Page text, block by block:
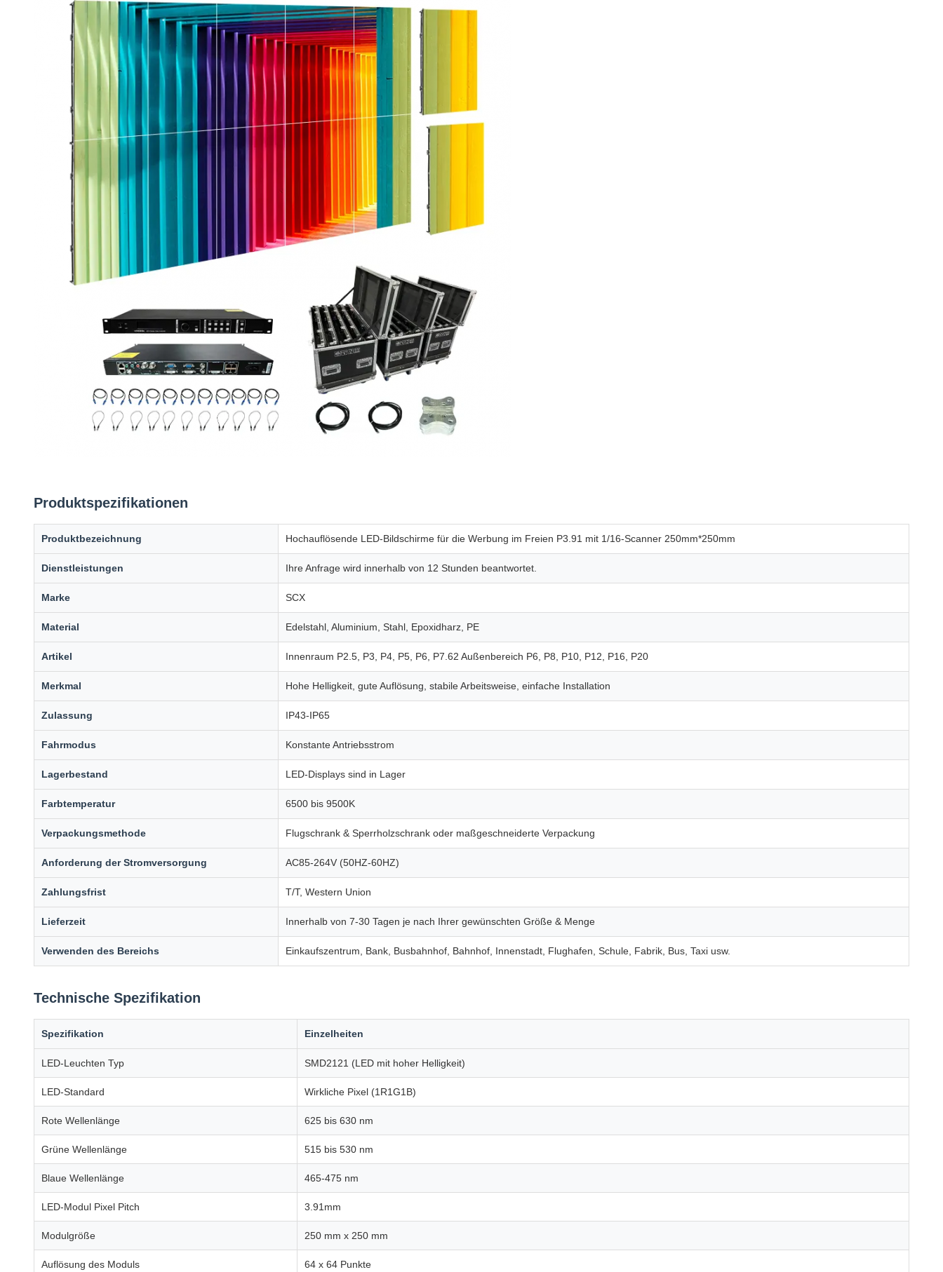
Produktspezifikationen
Produktbezeichnung Hochauflösende LED-Bildschirme für die Werbung im Freien P3.91 mit 1/16-Scanner 250mm*250mm
Dienstleistungen Ihre Anfrage wird innerhalb von 12 Stunden beantwortet.
Marke SCX
Material Edelstahl, Aluminium, Stahl, Epoxidharz, PE
Artikel Innenraum P2.5, P3, P4, P5, P6, P7.62 Außenbereich P6, P8, P10, P12, P16, P20
Merkmal Hohe Helligkeit, gute Auflösung, stabile Arbeitsweise, einfache Installation
Zulassung IP43-IP65
Fahrmodus Konstante Antriebsstrom
Lagerbestand LED-Displays sind in Lager
Farbtemperatur 6500 bis 9500K
Verpackungsmethode Flugschrank & Sperrholzschrank oder maßgeschneiderte Verpackung
Anforderung der Stromversorgung AC85-264V (50HZ-60HZ)
Zahlungsfrist T/T, Western Union
Lieferzeit Innerhalb von 7-30 Tagen je nach Ihrer gewünschten Größe & Menge
Verwenden des Bereichs Einkaufszentrum, Bank, Busbahnhof, Bahnhof, Innenstadt, Flughafen, Schule, Fabrik, Bus, Taxi usw.
Technische Spezifikation
Spezifikation Einzelheiten
LED-Leuchten Typ SMD2121 (LED mit hoher Helligkeit)
LED-Standard Wirkliche Pixel (1R1G1B)
Rote Wellenlänge 625 bis 630 nm
Grüne Wellenlänge 515 bis 530 nm
Blaue Wellenlänge 465-475 nm
LED-Modul Pixel Pitch 3.91mm
Modulgröße 250 mm x 250 mm
Auflösung des Moduls 64 x 64 Punkte